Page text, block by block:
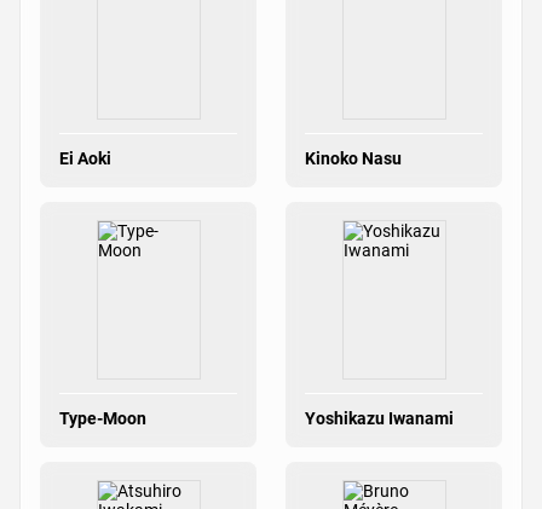
Ei Aoki Kinoko Nasu
Type-Moon Yoshikazu Iwanami